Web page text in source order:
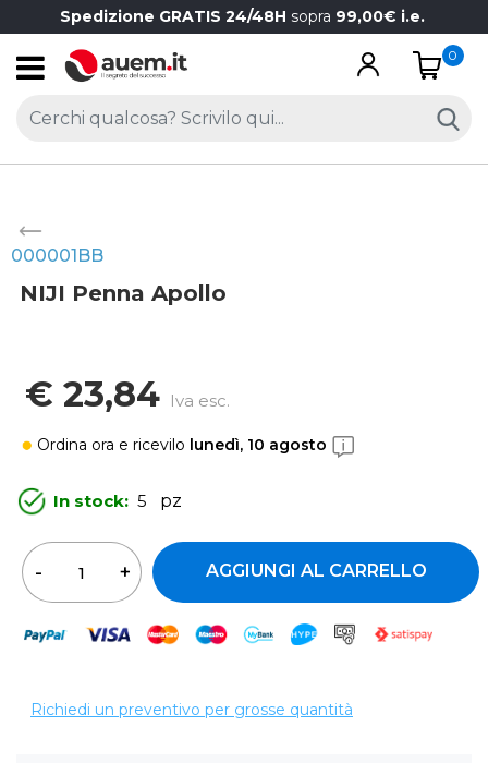
Spedizione GRATIS 24/48H sopra 99,00€ i.e.
Open
0
000001BB
NIJI Penna Apollo
€ 23,84 Iva esc.
Ordina ora e ricevilo lunedì, 10 agosto
In stock: 5 pz
AGGIUNGI AL CARRELLO
Richiedi un preventivo per grosse quantità